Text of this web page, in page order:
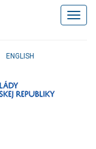
ENGLISH